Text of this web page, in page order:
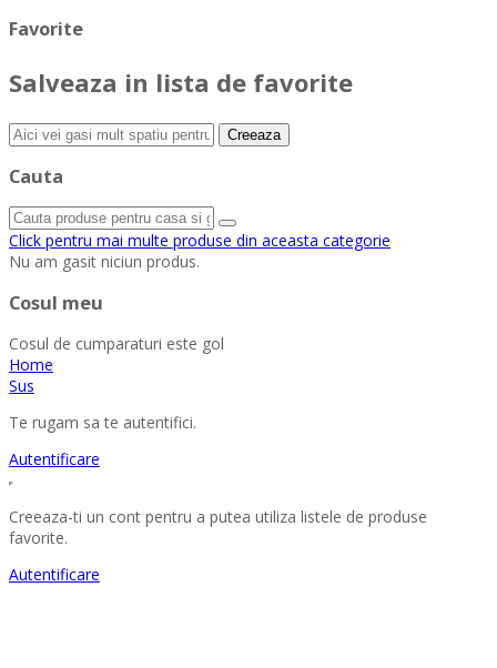
Favorite
Salveaza in lista de favorite
Creeaza
Cauta
Click pentru mai multe produse din aceasta categorie
Nu am gasit niciun produs.
Cosul meu
Cosul de cumparaturi este gol
Home
Sus
Te rugam sa te autentifici.
Autentificare
Creeaza-ti un cont pentru a putea utiliza listele de produse
favorite.
Autentificare